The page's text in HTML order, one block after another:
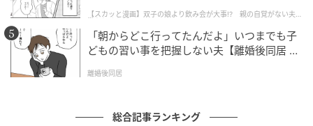
女性らしいAラインワンピースで、がらりとイメージチ
【スカッと漫画】双子の娘より飲み会が大事!? 親の自覚がない夫を
懲らしめた話
「朝からどこ行ってたんだよ」いつまでも子
どもの習い事を把握しない夫【離婚後同居 Vo
離婚後同居
総合記事ランキング